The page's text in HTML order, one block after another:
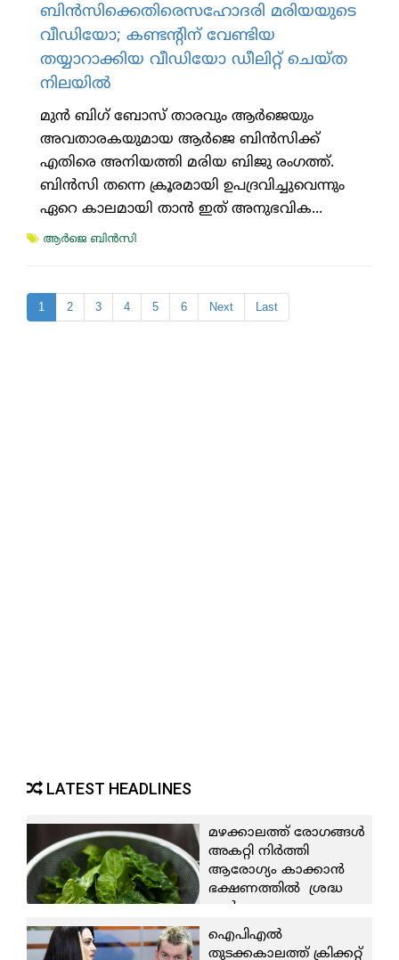
ബിന്‍സിക്കെതിരെസഹോദരി മരിയയുടെ
വീഡിയോ; കണ്ടന്റിന് വേണ്ടിയ
തയ്യാറാക്കിയ വീഡിയോ ഡീലിറ്റ് ചെയ്ത
നിലയില്‍
മുന്‍ ബിഗ് ബോസ് താരവും ആര്‍ജെയും
അവതാരകയുമായ ആര്‍ജെ ബിന്‍സിക്ക്
എതിരെ അനിയത്തി മരിയ ബിജു രംഗത്ത്.
ബിന്‍സി തന്നെ ക്രൂരമായി ഉപദ്രവിച്ചുവെന്നും
ഏറെ കാലമായി താന്‍ ഇത് അനുഭവിക...
ആര്‍ജെ ബിന്‍സി
1 2 3 4 5 6 Next Last
LATEST HEADLINES
മഴക്കാലത്ത് രോഗങ്ങള്‍
അകറ്റി നിര്‍ത്തി
ആരോഗ്യം കാക്കാന്‍
ഭക്ഷണത്തില്‍ ശ്രദ്ധ
നല്‍കാം
5 August 2026
ഐപിഎല്‍
തുടക്കകാലത്ത് ക്രിക്കറ്റ്